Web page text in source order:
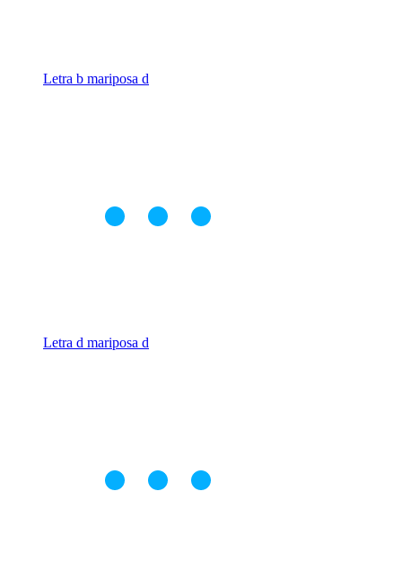
Letra b mariposa d
Letra d mariposa d